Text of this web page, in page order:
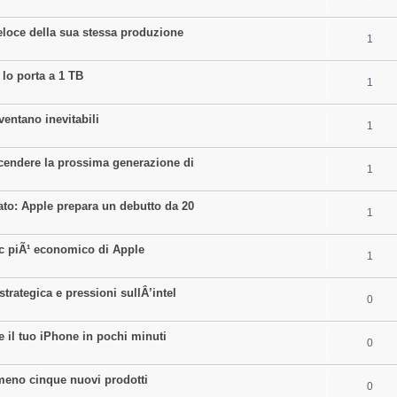
s
l
i
s
e
p
l
i
s
della sua stessa produzione 1
e
p
l
i
s
porta a 1 TB 1
e
p
l
i
s
inevitabili 1
e
p
l
i
s
la prossima generazione di 1
e
p
l
i
Apple prepara un debutto da 20 1
e
p
l
i
piÃ¹ economico di Apple 1
e
p
l
i
e pressioni sullÂ’intel 0R
e
p
l
i
il tuo iPhone in pochi minuti 0R
e
p
cinque nuovi prodotti 0R